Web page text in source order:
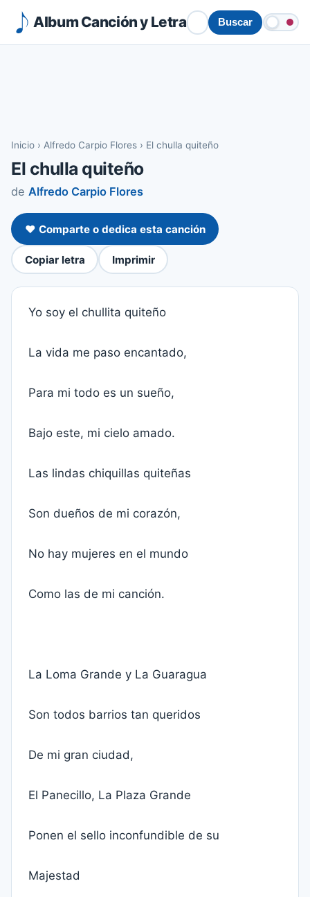
Album Canción y Letra Buscar
Inicio › Alfredo Carpio Flores › El chulla quiteño
El chulla quiteño
de Alfredo Carpio Flores
❤️ Comparte o dedica esta canción
Copiar letra Imprimir
Yo soy el chullita quiteño
La vida me paso encantado,
Para mi todo es un sueño,
Bajo este, mi cielo amado.
Las lindas chiquillas quiteñas
Son dueños de mi corazón,
No hay mujeres en el mundo
Como las de mi canción.
La Loma Grande y La Guaragua
Son todos barrios tan queridos
De mi gran ciudad,
El Panecillo, La Plaza Grande
Ponen el sello inconfundible de su
Majestad